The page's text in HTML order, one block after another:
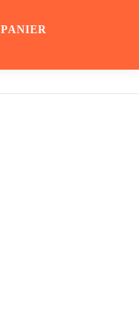
PANIER